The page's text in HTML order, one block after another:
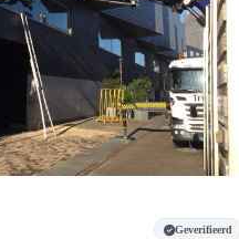
Geverifieerd